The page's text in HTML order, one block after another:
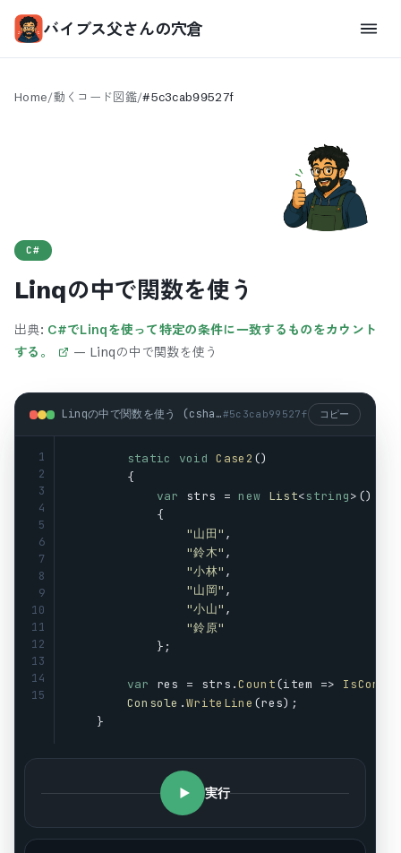
バイブス父さんの穴倉
Home/動くコード図鑑/#5c3cab99527f
C#
Linqの中で関数を使う
出典: C#でLinqを使って特定の条件に一致するものをカウント
する。
— Linqの中で関数を使う
Linqの中で関数を使う (csharp)#5c3cab99527f コピー
1
2
3
4
5
6
7
8
9
10
11
12
13
14
15
static void Case2 ()
        {
var
strs = new List<string>()
            {
"山田" ,
"鈴木" ,
"小林" ,
"山岡" ,
"小山" ,
"鈴原"
            };
var res = strs .Count(item =>
Console .WriteLine (res);
    }
実行